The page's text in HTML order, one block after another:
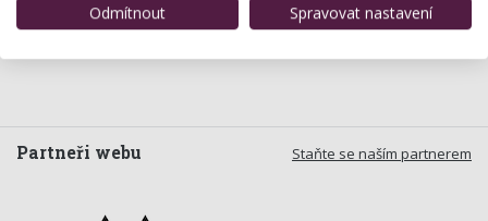
Staňte se naším partnerem
Partneři webu
Odmítnout
Spravovat nastavení